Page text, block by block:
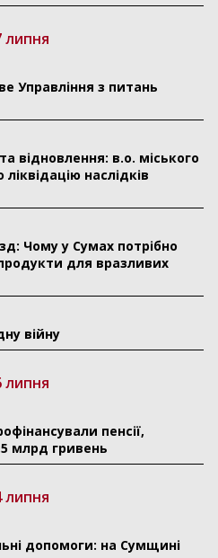
липня
Управління з питань
відновлення: в.о. міського
наслідків
Чому у Сумах потрібно
для вразливих
війну
липня
пенсії,
млрд гривень
липня
допомоги: на Сумщині